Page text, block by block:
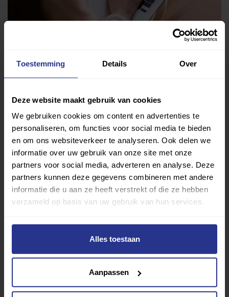
Toestemming Details Over
Deze website maakt gebruik van cookies
We gebruiken cookies om content en advertenties te
personaliseren, om functies voor social media te bieden
en om ons websiteverkeer te analyseren. Ook delen we
informatie over uw gebruik van onze site met onze
partners voor social media, adverteren en analyse. Deze
partners kunnen deze gegevens combineren met andere
informatie die u aan ze heeft verstrekt of die ze hebben
verzameld op basis van uw gebruik van hun services.
Alles toestaan
Aanpassen
Vind jouw sport
Van atletiek tot zwemmen: met onze Sportzoeker
die bij je past.
Sport zoeken
Verder lezen over